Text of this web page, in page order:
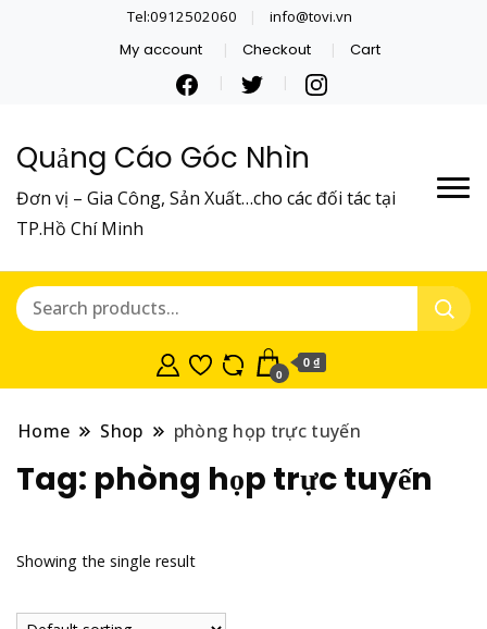
Tel:0912502060 info@tovi.vn
My account Checkout Cart
Quảng Cáo Góc Nhìn
Đơn vị – Gia Công, Sản Xuất…cho các đối tác tại
TP.Hồ Chí Minh
0
0 ₫
Home Shop phòng họp trực tuyến
Tag: phòng họp trực tuyến
Showing the single result